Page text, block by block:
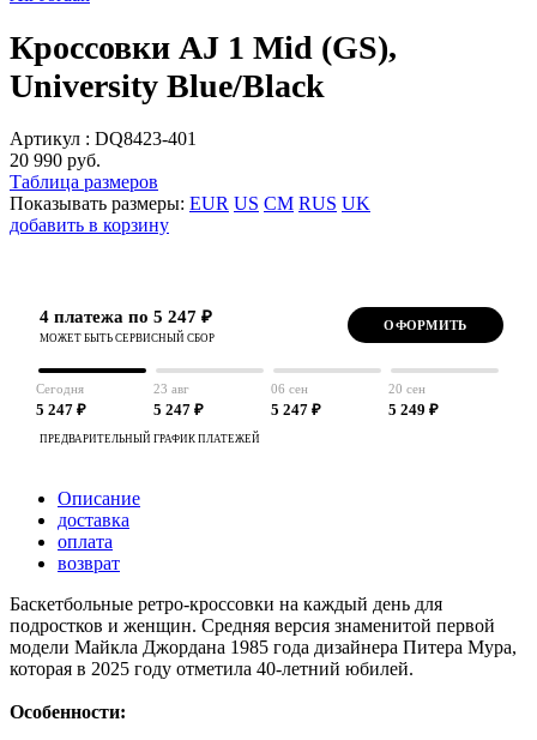
Кроссовки AJ 1 Mid (GS),
University Blue/Black
Артикул : DQ8423-401
20 990 руб.
Таблица размеров
Показывать размеры: EUR US CM RUS UK
добавить в корзину
4 платежа по 5 247 ₽
МОЖЕТ БЫТЬ СЕРВИСНЫЙ СБОР
ОФОРМИТЬ
Сегодня
5 247 ₽
23 авг
5 247 ₽
06 сен
5 247 ₽
20 сен
5 249 ₽
ПРЕДВАРИТЕЛЬНЫЙ ГРАФИК ПЛАТЕЖЕЙ
Описание
доставка
оплата
возврат
Баскетбольные ретро-кроссовки на каждый день для
подростков и женщин. Средняя версия знаменитой первой
модели Майкла Джордана 1985 года дизайнера Питера Мура,
которая в 2025 году отметила 40-летний юбилей.
Особенности: